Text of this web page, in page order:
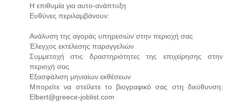
Η επιθυμία για αυτο-ανάπτυξη
Ευθύνες περιλαμβάνουν:
Ανάλυση της αγοράς υπηρεσιών στην περιοχή σας
Έλεγχος εκτέλεσης παραγγελιών
Συμμετοχή στις δραστηριότητες της επιχείρησης στην
περιοχή σας
Εξασφάλιση μηνιαίων εκθέσεων
Μπορείτε να στείλετε το βιογραφικό σας στη διεύθυνση:
Elbert@greece-joblist.com